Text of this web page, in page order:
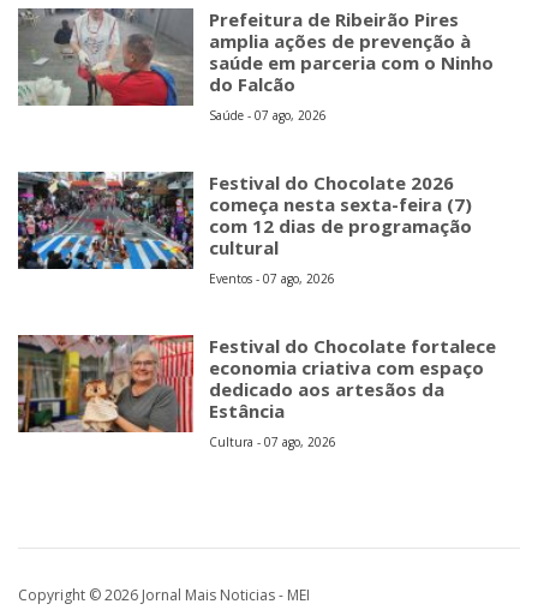
Prefeitura de Ribeirão Pires
amplia ações de prevenção à
saúde em parceria com o Ninho
do Falcão
Saúde - 07 ago, 2026
Festival do Chocolate 2026
começa nesta sexta-feira (7)
com 12 dias de programação
cultural
Eventos - 07 ago, 2026
Festival do Chocolate fortalece
economia criativa com espaço
dedicado aos artesãos da
Estância
Cultura - 07 ago, 2026
Copyright © 2026 Jornal Mais Noticias - MEI